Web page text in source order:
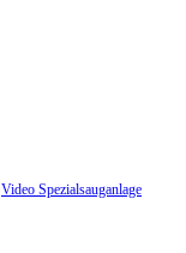
Video Spezialsauganlage